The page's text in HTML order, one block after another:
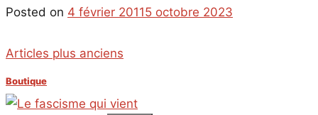
Posted on 4 février 20115 octobre 2023
Navigation
articles
Articles plus anciens
Boutique